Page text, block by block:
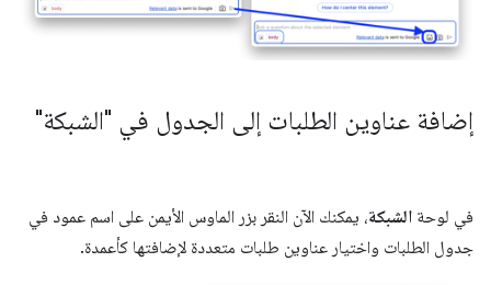
إضافة عناوين الطلبات إلى الجدول في "الشبكة"
في لوحة الشبكة، يمكنك الآن النقر بزر الماوس الأيمن على اسم عمود في
جدول الطلبات واختيار عناوين طلبات متعددة لإضافتها كأعمدة.